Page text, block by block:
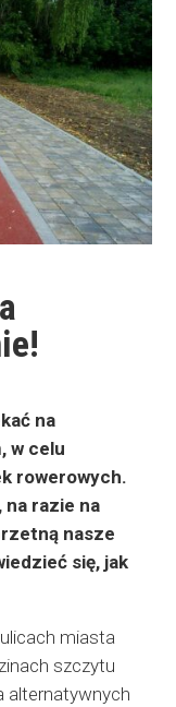
na
w celu
rowerowych.
na razie na
nasze
się, jak
miasta
szczytu
alternatywnych